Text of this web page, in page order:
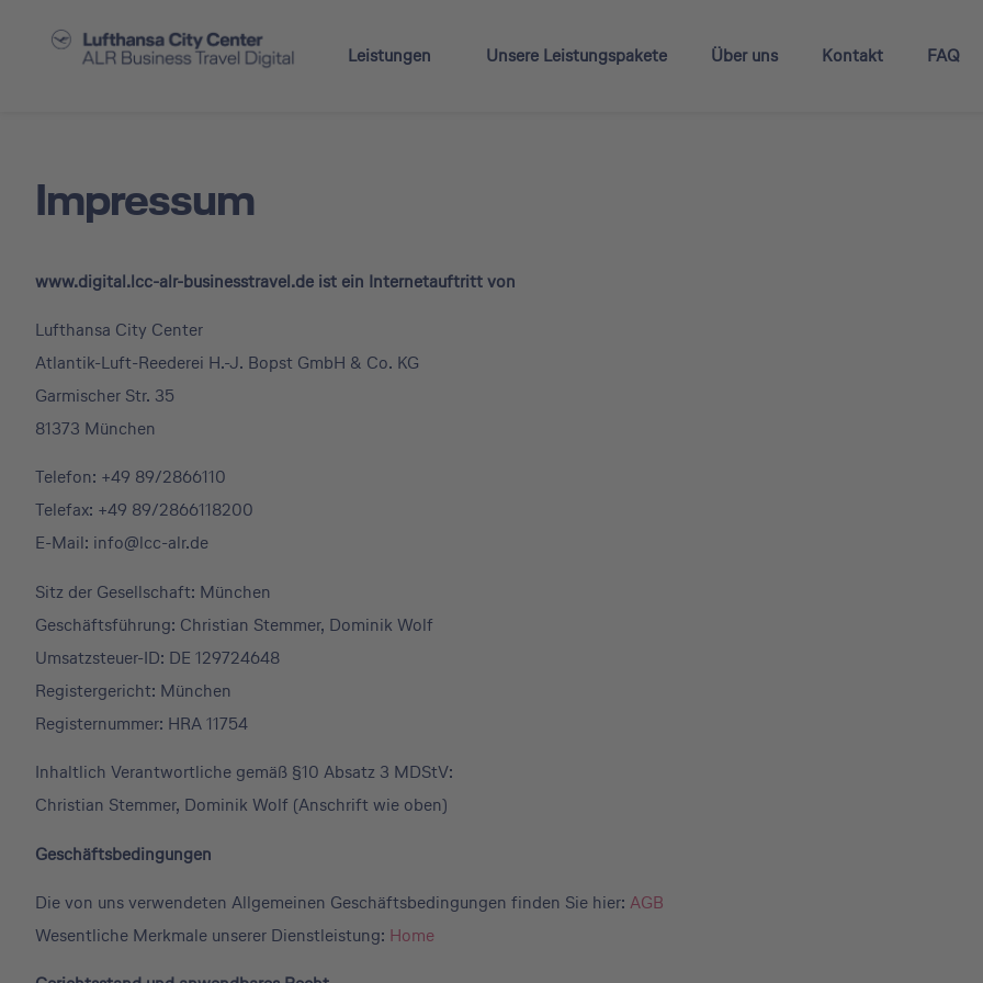
Leistungen Unsere Leistungspakete Über uns Kontakt FAQ
Impressum
www.digital.lcc-alr-businesstravel.de ist ein Internetauftritt von
Lufthansa City Center
Atlantik-Luft-Reederei H.-J. Bopst GmbH & Co. KG
Garmischer Str. 35
81373 München
Telefon: +49 89/2866110
Telefax: +49 89/2866118200
E-Mail: info@lcc-alr.de
Sitz der Gesellschaft: München
Geschäftsführung: Christian Stemmer, Dominik Wolf
Umsatzsteuer-ID: DE 129724648
Registergericht: München
Registernummer: HRA 11754
Inhaltlich Verantwortliche gemäß §10 Absatz 3 MDStV:
Christian Stemmer, Dominik Wolf (Anschrift wie oben)
Geschäftsbedingungen
Die von uns verwendeten Allgemeinen Geschäftsbedingungen finden Sie hier: AGB
Wesentliche Merkmale unserer Dienstleistung: Home